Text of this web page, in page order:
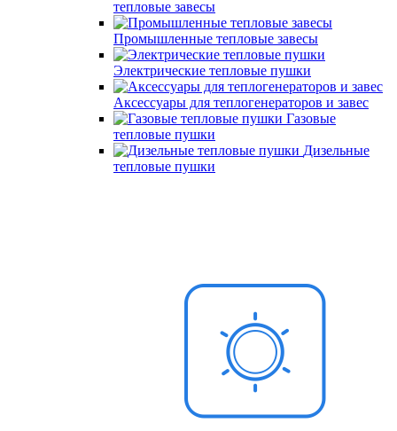
тепловые завесы
Промышленные тепловые завесы
Электрические тепловые пушки
Аксессуары для теплогенераторов и завес
Газовые
тепловые пушки
Дизельные
тепловые пушки